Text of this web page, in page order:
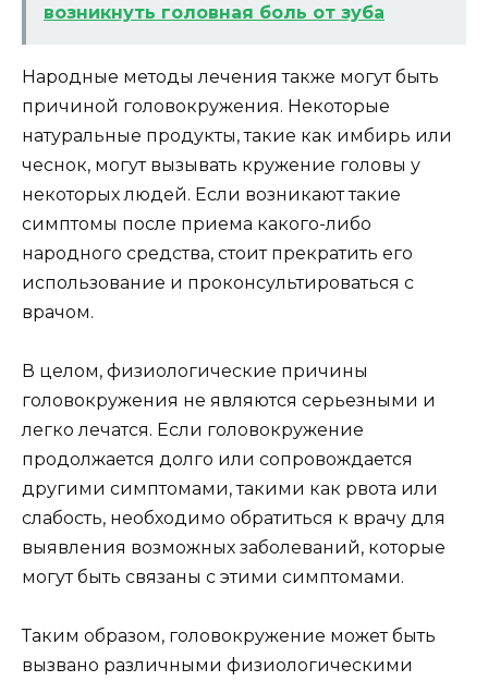
возникнуть головная боль от зуба
Народные методы лечения также могут быть
причиной головокружения. Некоторые
натуральные продукты, такие как имбирь или
чеснок, могут вызывать кружение головы у
некоторых людей. Если возникают такие
симптомы после приема какого-либо
народного средства, стоит прекратить его
использование и проконсультироваться с
врачом.
В целом, физиологические причины
головокружения не являются серьезными и
легко лечатся. Если головокружение
продолжается долго или сопровождается
другими симптомами, такими как рвота или
слабость, необходимо обратиться к врачу для
выявления возможных заболеваний, которые
могут быть связаны с этими симптомами.
Таким образом, головокружение может быть
вызвано различными физиологическими